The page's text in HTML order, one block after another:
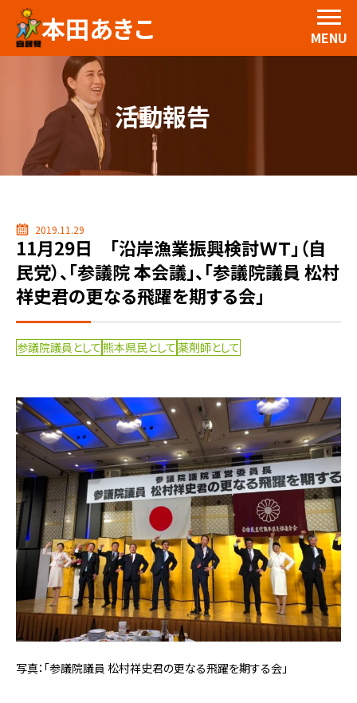
本田あきこ MENU
活動報告
2019.11.29
11月29日 「沿岸漁業振興検討ＷＴ」（自
民党）、「参議院 本会議」、「参議院議員 松村
祥史君の更なる飛躍を期する会」
参議院議員として 熊本県民として 薬剤師として
写真：「参議院議員 松村祥史君の更なる飛躍を期する会」